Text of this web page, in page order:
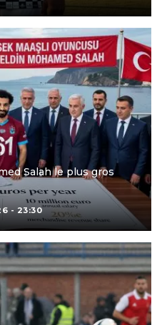
Salah le plus gros
- 23:30